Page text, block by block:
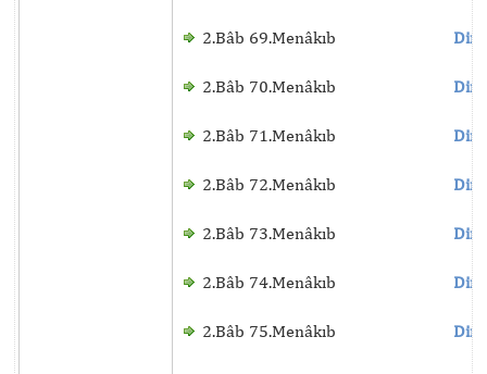
2.Bâb 69.Menâkıb
2.Bâb 70.Menâkıb
2.Bâb 71.Menâkıb
2.Bâb 72.Menâkıb
2.Bâb 73.Menâkıb
2.Bâb 74.Menâkıb
2.Bâb 75.Menâkıb